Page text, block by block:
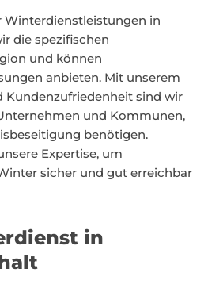
Winterdienstleistungen in
die spezifischen
und können
anbieten. Mit unserem
Kundenzufriedenheit sind wir
und Kommunen,
benötigen.
Expertise, um
sicher und gut erreichbar
in